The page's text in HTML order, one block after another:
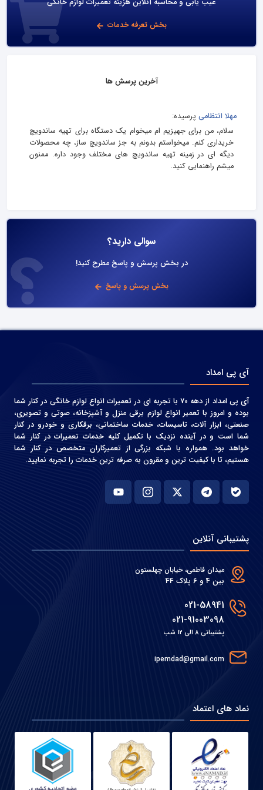
عیب یابی و محاسبه آنلاین هزینه تعمیرات لوازم خانگی
بخش تعرفه خدمات
آخرین پرسش ها
مهلا انتظامی پرسیده:
سلام، من برای جهیزیم ام میخوام یک دستگاه برای تهیه ساندویچ
خریداری کنم. میخواستم بدونم به جز ساندویچ ساز، چه محصولات
دیگه ای در زمینه تهیه ساندویچ های مختلف وجود داره. ممنون
میشم راهنمایی کنید.
سوالی دارید؟
در بخش پرسش و پاسخ مطرح کنید!
بخش پرسش و پاسخ
آی پی امداد
آی پی امداد از دهه 70 با تجربه ای در تعمیرات انواع لوازم خانگی در کنار شما
بوده و امروز با تعمیر انواع لوازم برقی منزل و آشپزخانه، صوتی و‌ تصویری،
صنعتی، ابزار آلات، تاسیسات، خدمات ساختمانی، برقکاری و خودرو در کنار
شما است و در آینده نزدیک با تکمیل کلیه خدمات تعمیرات در کنار شما
خواهد بود. همواره با شبکه بزرگی از تعمیرکاران متخصص در کنار شما
هستیم، تا با کیفیت ترین و مقرون به صرفه ترین خدمات را تجربه نمایید.
پشتیبانی آنلاین
میدان فاطمی، خیابان چهلستون
بین 4 و 6 پلاک 44
021-58941
021-91003098
پشتیبانی 8 الی 12 شب
ipemdad@gmail.com
نماد های اعتماد